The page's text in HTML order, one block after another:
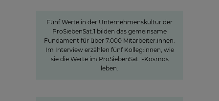
Fünf Werte in der Unternehmenskultur der
ProSiebenSat.1 bilden das gemeinsame
Fundament für über 7.000 Mitarbeiter:innen.
Im Interview erzählen fünf Kolleg:innen, wie
sie die Werte im ProSiebenSat.1-Kosmos
leben.